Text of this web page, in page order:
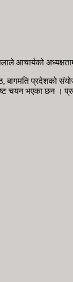
आचार्यको
प्रदेशको
चयन भएका छन